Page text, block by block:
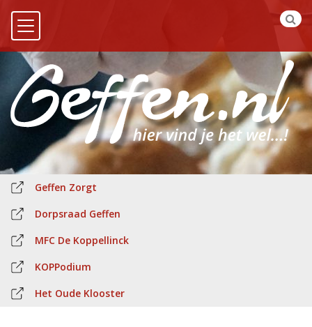
Geffen Zorgt
Dorpsraad Geffen
MFC De Koppellinck
KOPPodium
Het Oude Klooster